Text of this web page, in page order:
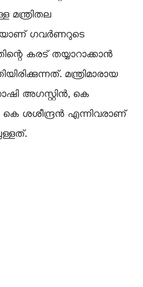
മന്ത്രിതല
ഗവര്‍ണറുടെ
കരട് തയ്യാറാക്കാന്‍
മന്ത്രിമാരായ
അഗസ്റ്റിന്‍, കെ
കെ ശശീന്ദ്രന്‍ എന്നിവരാണ്